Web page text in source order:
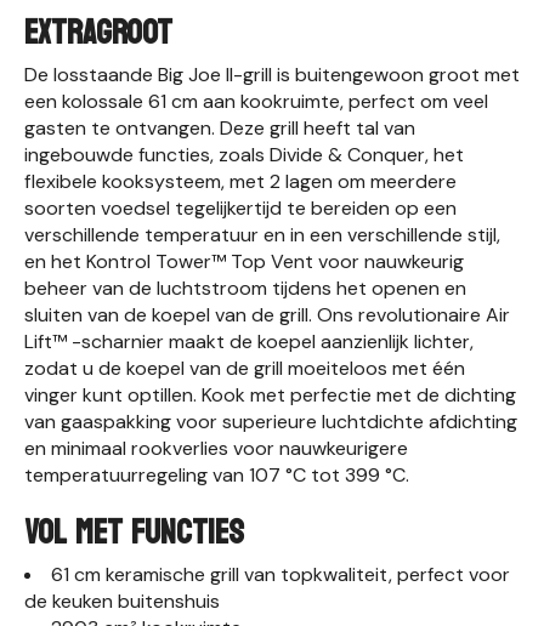
EXTRAGROOT
De losstaande Big Joe II-grill is buitengewoon groot met
een kolossale 61 cm aan kookruimte, perfect om veel
gasten te ontvangen. Deze grill heeft tal van
ingebouwde functies, zoals Divide & Conquer, het
flexibele kooksysteem, met 2 lagen om meerdere
soorten voedsel tegelijkertijd te bereiden op een
verschillende temperatuur en in een verschillende stijl,
en het Kontrol Tower™ Top Vent voor nauwkeurig
beheer van de luchtstroom tijdens het openen en
sluiten van de koepel van de grill. Ons revolutionaire Air
Lift™ -scharnier maakt de koepel aanzienlijk lichter,
zodat u de koepel van de grill moeiteloos met één
vinger kunt optillen. Kook met perfectie met de dichting
van gaaspakking voor superieure luchtdichte afdichting
en minimaal rookverlies voor nauwkeurigere
temperatuurregeling van 107 °C tot 399 °C.
VOL MET FUNCTIES
61 cm keramische grill van topkwaliteit, perfect voor
de keuken buitenshuis